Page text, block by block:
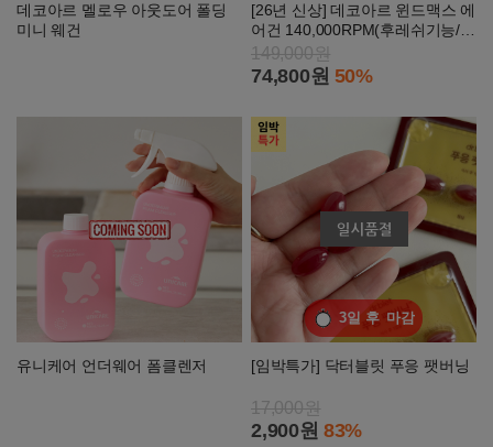
데코아르 멜로우 아웃도어 폴딩
미니 웨건
[26년 신상] 데코아르 윈드맥스 에
어건 140,000RPM(후레쉬기능/카
라비너포함)
149,000원
74,800원 50%
유니케어 언더웨어 폼클렌저
3일 후 마감
[임박특가] 닥터블릿 푸응 팻버닝
17,000원
2,900원 83%